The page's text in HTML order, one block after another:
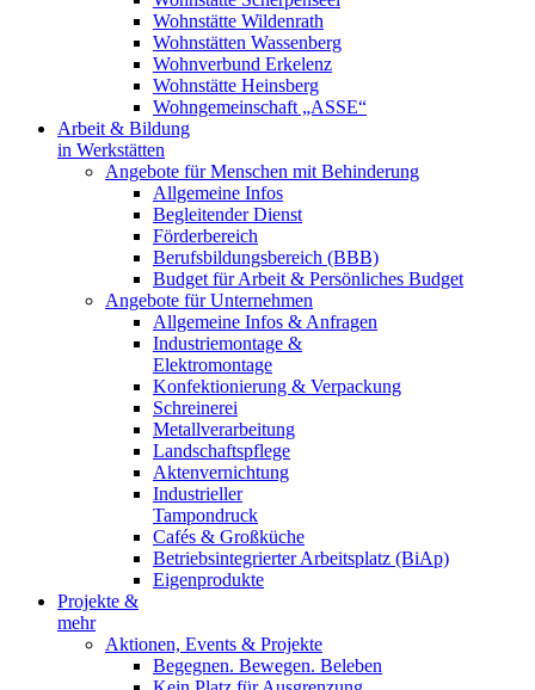
Wohnstätte Wildenrath
Wohnstätten Wassenberg
Wohnverbund Erkelenz
Wohnstätte Heinsberg
Wohngemeinschaft „ASSE“
Arbeit & Bildung
in Werkstätten
Angebote für Menschen mit Behinderung
Allgemeine Infos
Begleitender Dienst
Förderbereich
Berufsbildungsbereich (BBB)
Budget für Arbeit & Persönliches Budget
Angebote für Unternehmen
Allgemeine Infos & Anfragen
Industriemontage &
Elektromontage
Konfektionierung & Verpackung
Schreinerei
Metallverarbeitung
Landschaftspflege
Aktenvernichtung
Industrieller
Tampondruck
Cafés & Großküche
Betriebsintegrierter Arbeitsplatz (BiAp)
Eigenprodukte
Projekte &
mehr
Aktionen, Events & Projekte
Begegnen. Bewegen. Beleben